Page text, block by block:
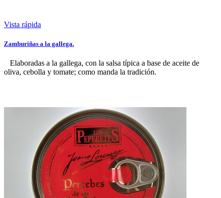
Vista rápida
Zamburiñas a la gallega.
Elaboradas a la gallega, con la salsa típica a base de aceite de
oliva, cebolla y tomate; como manda la tradición.